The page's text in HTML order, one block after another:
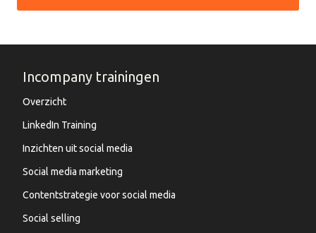
Incompany trainingen
Overzicht
LinkedIn Training
Inzichten uit social media
Social media marketing
Contentstrategie voor social media
Social selling